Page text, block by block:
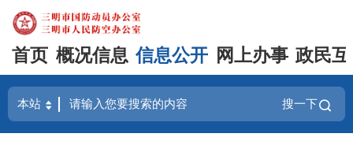
首页 概况信息 信息公开 网上办事 政民
搜一下